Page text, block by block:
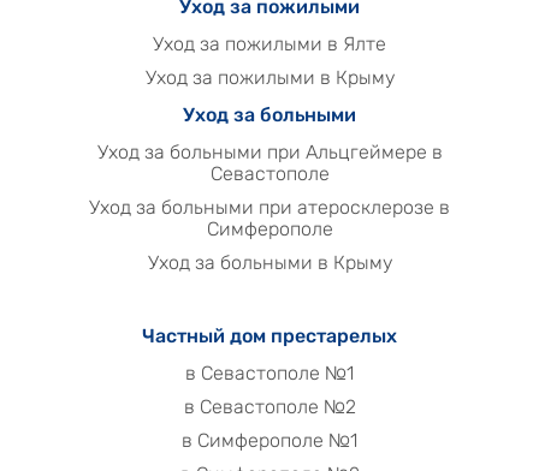
Уход за пожилыми
Уход за пожилыми в Ялте
Уход за пожилыми в Крыму
Уход за больными
Уход за больными при Альцгеймере в
Севастополе
Уход за больными при атеросклерозе в
Симферополе
Уход за больными в Крыму
Частный дом престарелых
в Севастополе №1
в Севастополе №2
в Симферополе №1